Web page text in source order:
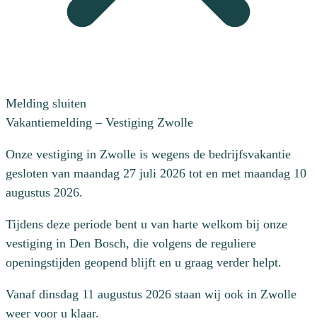
Melding sluiten
Vakantiemelding – Vestiging Zwolle
Onze vestiging in Zwolle is wegens de bedrijfsvakantie
gesloten van maandag 27 juli 2026 tot en met maandag 10
augustus 2026.
Tijdens deze periode bent u van harte welkom bij onze
vestiging in Den Bosch, die volgens de reguliere
openingstijden geopend blijft en u graag verder helpt.
Vanaf dinsdag 11 augustus 2026 staan wij ook in Zwolle
weer voor u klaar.